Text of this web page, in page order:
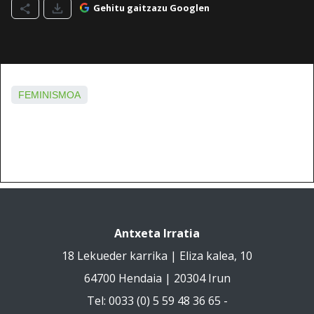
Gehitu gaitzazu Googlen
FEMINISMOA
Antxeta Irratia
18 Lekueder karrika | Eliza kalea, 10
64700 Hendaia | 20304 Irun
Tel: 0033 (0) 5 59 48 36 65 -